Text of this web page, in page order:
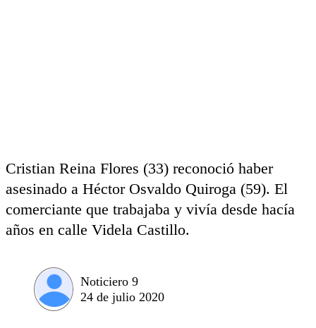
Cristian Reina Flores (33) reconoció haber
asesinado a Héctor Osvaldo Quiroga (59). El
comerciante que trabajaba y vivía desde hacía
años en calle Videla Castillo.
Noticiero 9
24 de julio 2020